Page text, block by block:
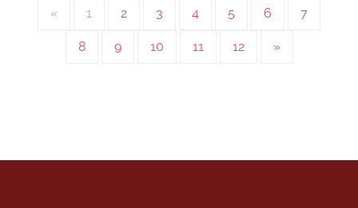
« 1 2 3 4 5 6 7
8 9 10 11 12 »